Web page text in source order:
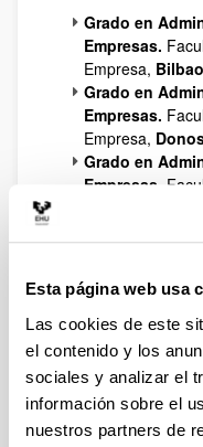
Esta página web usa
Las cookies de este
el contenido y los
sociales y analizar el
información sobre el
nuestros partners de
Grado en
Empresas.
Empresa,
Grado en
Empresas.
Empresa,
Grado en
Empresas.
Grado en
(en extinción),
Empresa
Grado en
Economía y
Grado en
Empresa,
Grado en